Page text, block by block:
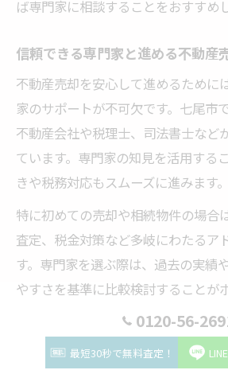
ば専門家に相談することをおすすめ
信頼できる専門家と進める不動産
不動産売却を安心して進めるために
家のサポートが不可欠です。七尾市
不動産会社や税理士、司法書士など
ています。専門家の知見を活用する
きや税務対応もスムーズに進みます。
特に初めての売却や相続物件の場合
査定、税金対策など多岐にわたるア
す。専門家を選ぶ際は、過去の実績
やすさを基準に比較検討することが
また、地元の不動産会社は七尾市の
ため、適正価格の提案や買い手の紹
0120-56-
最短30秒で無料査定！